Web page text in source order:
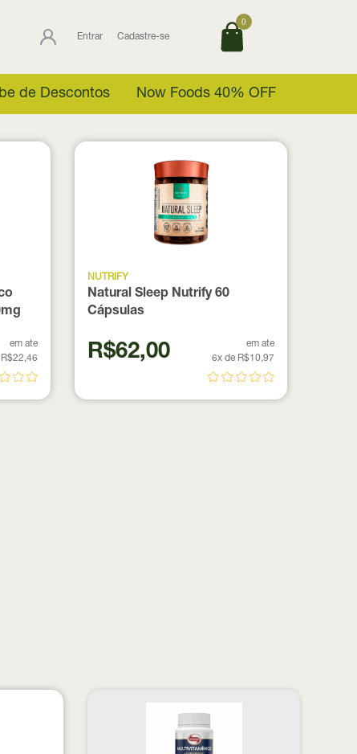
Entrar Cadastre-se
0
de Descontos Now Foods 40% OFF
em ate
NUTRIFY
Natural Sleep Nutrify 60
Cápsulas
R$62,00
em ate
6x de R$10,97